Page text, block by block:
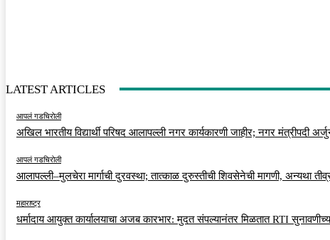
LATEST ARTICLES
आपलं गडचिरोली
अखिल भारतीय विद्यार्थी परिषद आलापल्ली नगर कार्यकारणी जाहीर; नगर मंत्रीपदी
आपलं गडचिरोली
आलापल्ली–मुलचेरा मार्गाची दुरवस्था; तात्काळ दुरुस्तीची शिवसेनेची मागणी, अन्यथा
महाराष्ट्र
धर्मादाय आयुक्त कार्यालयाचा अजब कारभार: मुदत संपल्यानंतर मिळतात RTI